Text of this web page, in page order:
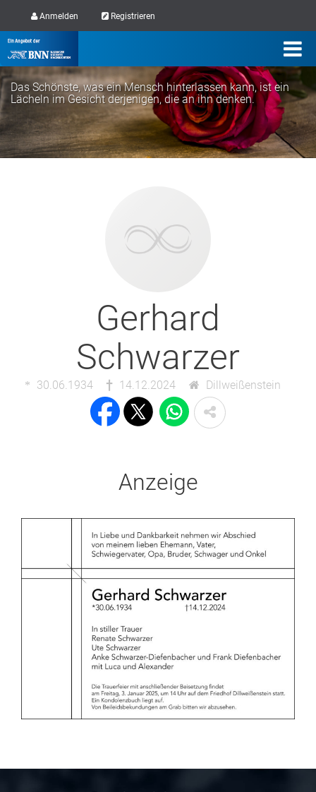
Anmelden Registrieren
Das Schönste, was ein Mensch hinterlassen kann, ist ein
Lächeln im Gesicht derjenigen, die an ihn denken.
Gerhard
Schwarzer
30.06.1934 14.12.2024 Dillweißenstein
Anzeige